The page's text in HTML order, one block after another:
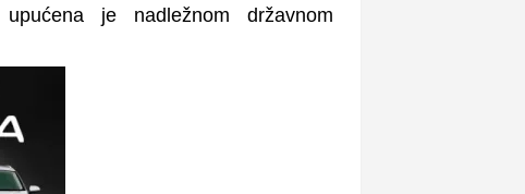
je nadležnom državnom